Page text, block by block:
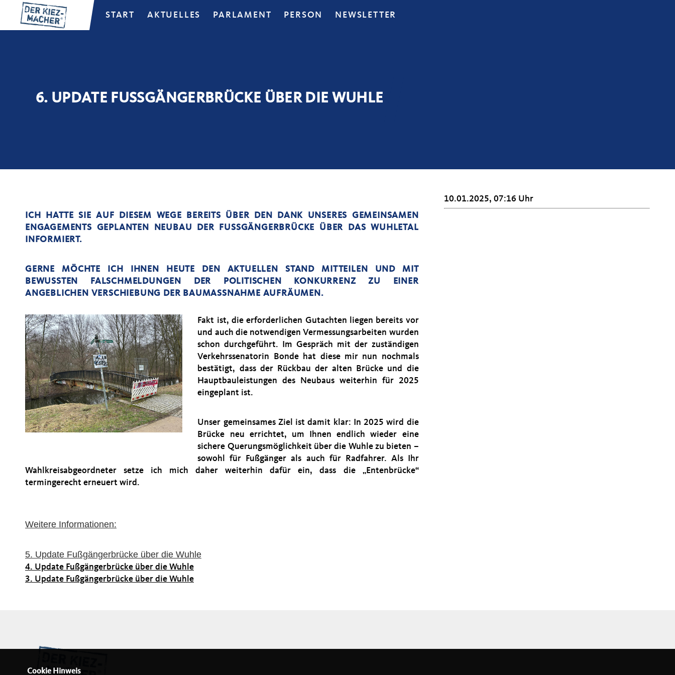
START AKTUELLES PARLAMENT PERSON NEWSLETTER
6. UPDATE FUSSGÄNGERBRÜCKE ÜBER DIE WUHLE
ICH HATTE SIE AUF DIESEM WEGE BEREITS ÜBER DEN DANK UNSERES GEMEINSAMEN
ENGAGEMENTS GEPLANTEN NEUBAU DER FUSSGÄNGERBRÜCKE ÜBER DAS WUHLETAL I
NFORMIERT.
GERNE MÖCHTE ICH IHNEN HEUTE DEN AKTUELLEN STAND MITTEILEN UND MIT
BEWUSSTEN FALSCHMELDUNGEN DER POLITISCHEN KONKURRENZ ZU EINER
ANGEBLICHEN VERSCHIEBUNG DER BAUMASSNAHME AUFRÄUMEN.
Fakt ist, die erforderlichen Gutachten liegen bereits vor
und auch die notwendigen Vermessungsarbeiten wurden
schon durchgeführt. Im Gespräch mit der zuständigen
Verkehrssenatorin Bonde hat diese mir nun nochmals
bestätigt, dass der Rückbau der alten Brücke und die
Hauptbauleistungen des Neubaus weiterhin für 2025
eingeplant ist.
Unser gemeinsames Ziel ist damit klar: In 2025 wird die
Brücke neu errichtet, um Ihnen endlich wieder eine
sichere Querungsmöglichkeit über die Wuhle zu bieten –
sowohl für Fußgänger als auch für Radfahrer. Als Ihr
Wahlkreisabgeordneter setze ich mich daher weiterhin dafür ein, dass die „Entenbrücke“
termingerecht erneuert wird.
Weitere Informationen:
5. Update Fußgängerbrücke über die Wuhle
4. Update Fußgängerbrücke über die Wuhle
3. Update Fußgängerbrücke über die Wuhle
10.01.2025, 07:16 Uhr
Cookie Hinweis